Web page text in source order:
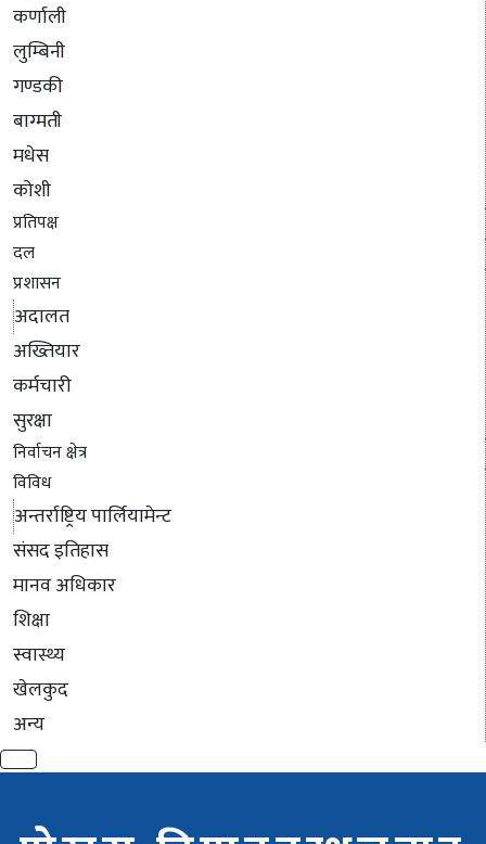
कर्णाली
लुम्बिनी
गण्डकी
बाग्मती
मधेस
कोशी
प्रतिपक्ष
दल
प्रशासन
अदालत
अख्तियार
कर्मचारी
सुरक्षा
निर्वाचन क्षेत्र
विविध
अन्तर्राष्ट्रिय पार्लियामेन्ट
संसद इतिहास
मानव अधिकार
शिक्षा
स्वास्थ्य
खेलकुद
अन्य